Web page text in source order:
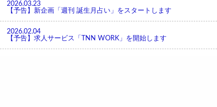
2026.03.23
【予告】新企画「週刊 誕生月占い」をスタートします
2026.02.04
【予告】求人サービス「TNN WORK」を開始します